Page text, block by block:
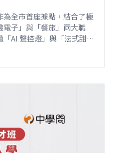
為全市首座據點，結合了極
電子」與「餐旅」兩大職
AI 聲控燈」與「法式甜
中小學子在適性發展的關
術與職人素養，為青少年預